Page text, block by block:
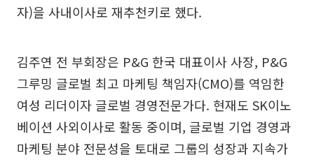
자)을 사내이사로 재추천키로 했다.
김주연 전 부회장은 P&G 한국 대표이사 사장, P&G
그루밍 글로벌 최고 마케팅 책임자(CMO)를 역임한
여성 리더이자 글로벌 경영전문가다. 현재도 SK이노
베이션 사외이사로 활동 중이며, 글로벌 기업 경영과
마케팅 분야 전문성을 토대로 그룹의 성장과 지속가